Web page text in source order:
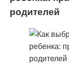
родителей